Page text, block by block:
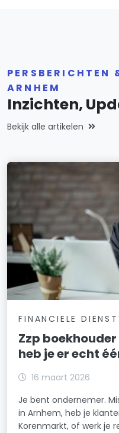
PERSBERICHTEN
ARNHEM
Inzichten,
Bekijk alle artikelen
FINANCIELE
Zzp
heb je er echt
16 maart 2026
Je bent ondernemer.
in Arnhem, heb je
Korenmarkt, of werk je